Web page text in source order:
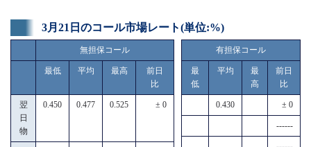
3月21日のコール市場レート(単位:%)
無担保コール
最低 平均 最高
前日
比
翌
日
物
0.450 0.477 0.525 ± 0
有担保コール
最
低
平均
最
高
前日
比
0.430 ± 0
------